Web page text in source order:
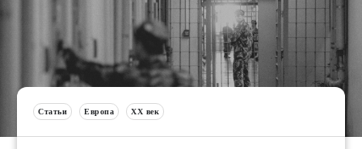
Статьи Европа XX век